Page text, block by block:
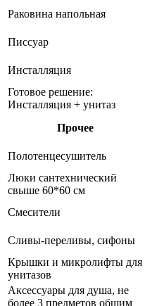
Раковина напольная
Писсуар
Инсталляция
Готовое решение:
Инсталляция + унитаз
Прочее
Полотенцесушитель
Люки сантехнический
свыше 60*60 см
Смесители
Сливы-переливы, сифоны
Крышки и микролифты для
унитазов
Аксессуары для душа, не
более 3 предметов общим